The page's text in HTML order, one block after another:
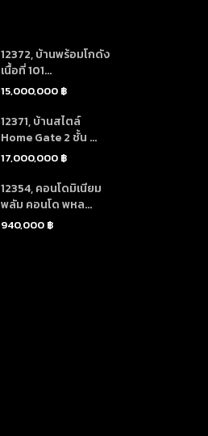
12372, บ้านพร้อมโกดัง
เนื้อที่ 101...
15,000,000 ฿
12371, บ้านสไตล์
Home Gate 2 ชั้น ...
17,000,000 ฿
12354, คอนโดมิเนียม
พลัม คอนโด พหล...
940,000 ฿